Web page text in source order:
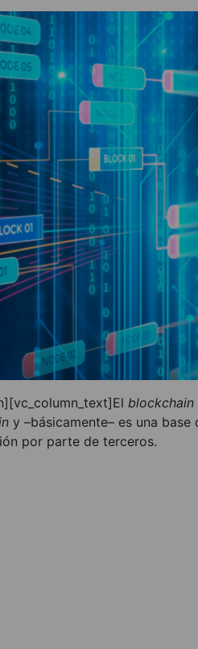
blockchain
y –básicamente– es una
por parte de terceros.